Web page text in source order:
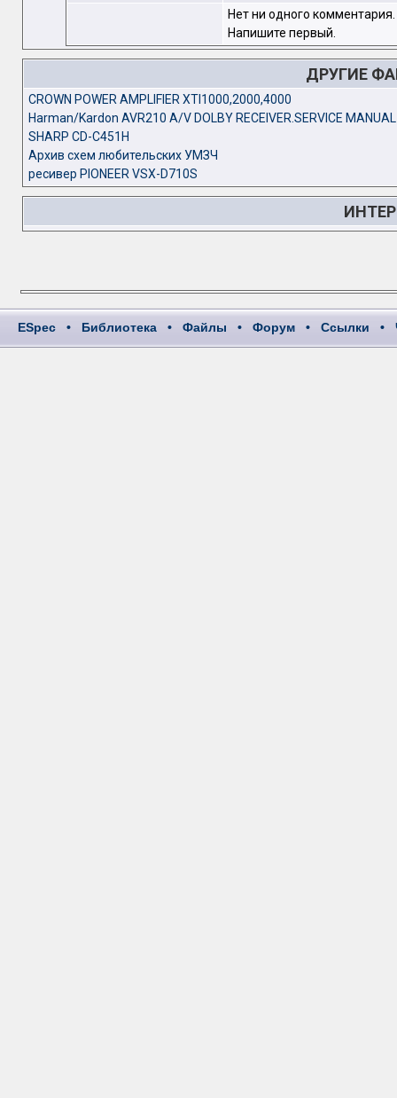
Нет ни одного комментария.
Напишите первый.
ДРУГИЕ
CROWN POWER AMPLIFIER XTI1000,2000,4000
Harman/Kardon AVR210 A/V DOLBY RECEIVER.SERVICE MANUAL
SHARP CD-C451H
Архив схем любительских УМЗЧ
ресивер PIONEER VSX-D710S
ESpec • Библиотека • Файлы • Форум • Ссылки •